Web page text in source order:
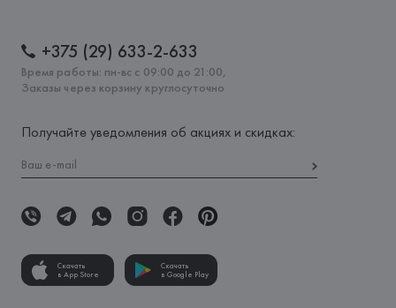
+375 (29) 633-2-633
Время работы: пн-вс с 09:00 до 21:00,
Заказы через корзину круглосуточно
Получайте уведомления об акциях и скидках:
Скачать
в App Store
Скачать
в Google Play